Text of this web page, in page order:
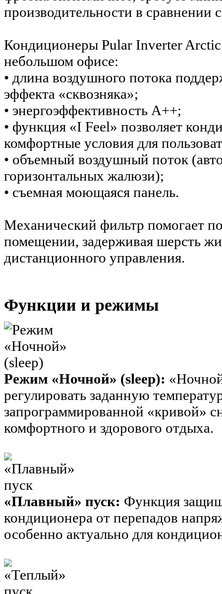
производительности в
Кондиционеры Pular Inverter
небольшом офисе:
• длина воздушного потока
эффекта «сквозняка»;
• энергоэффективность А++;
• функция «I Feel» позволяет
комфортные условия для
• объемный воздушный поток
горизонтальных жалюзи);
• съемная моющаяся панель.
Механический фильтр помогает
помещении, задерживая шерсть
дистанционного управления.
Функции и режимы
Режим «Ночной» (sleep):
регулировать заданную
запрограммированной «кривой»
комфортного и здорового отдыха.
«Плавный» пуск: Функция
кондиционера от перепадов
особенно актуально для